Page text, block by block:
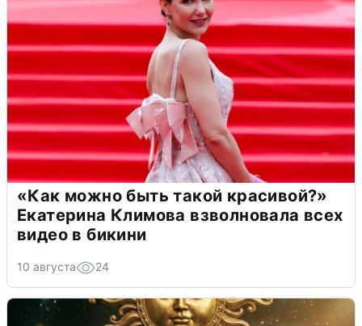
«Как можно быть такой красивой?»
Екатерина Климова взволновала всех
видео в бикини
10 августа 24